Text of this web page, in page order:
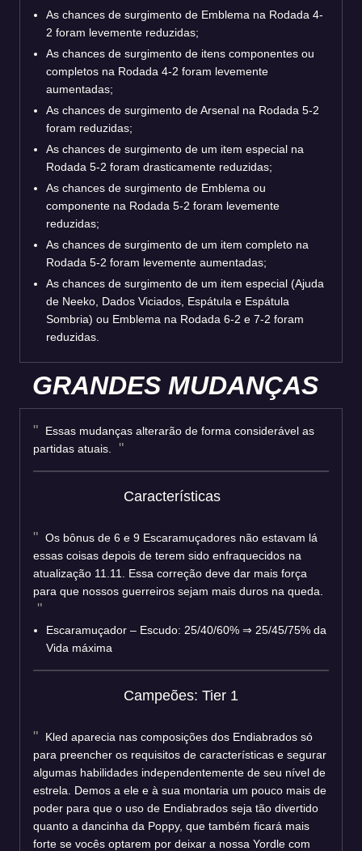
As chances de surgimento de Emblema na Rodada 4-
2 foram levemente reduzidas;
As chances de surgimento de itens componentes ou
completos na Rodada 4-2 foram levemente
aumentadas;
As chances de surgimento de Arsenal na Rodada 5-2
foram reduzidas;
As chances de surgimento de um item especial na
Rodada 5-2 foram drasticamente reduzidas;
As chances de surgimento de Emblema ou
componente na Rodada 5-2 foram levemente
reduzidas;
As chances de surgimento de um item completo na
Rodada 5-2 foram levemente aumentadas;
As chances de surgimento de um item especial (Ajuda
de Neeko, Dados Viciados, Espátula e Espátula
Sombria) ou Emblema na Rodada 6-2 e 7-2 foram
reduzidas.
GRANDES MUDANÇAS
Essas mudanças alterarão de forma considerável as
partidas atuais.
Características
Os bônus de 6 e 9 Escaramuçadores não estavam lá
essas coisas depois de terem sido enfraquecidos na
atualização 11.11. Essa correção deve dar mais força
para que nossos guerreiros sejam mais duros na queda.
Escaramuçador – Escudo: 25/40/60% ⇒ 25/45/75% da
Vida máxima
Campeões: Tier 1
Kled aparecia nas composições dos Endiabrados só
para preencher os requisitos de características e segurar
algumas habilidades independentemente de seu nível de
estrela. Demos a ele e à sua montaria um pouco mais de
poder para que o uso de Endiabrados seja tão divertido
quanto a dancinha da Poppy, que também ficará mais
forte se vocês optarem por deixar a nossa Yordle com